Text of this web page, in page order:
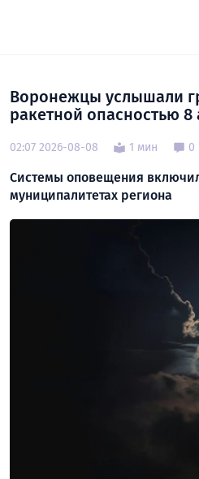
Воронежцы услышали
ракетной опасностью 8
02:07 2026-08-08 1 мин 0
Системы оповещения
муниципалитетах региона